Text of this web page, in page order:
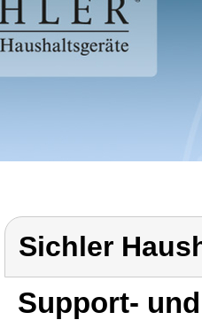
Sichler
Support-